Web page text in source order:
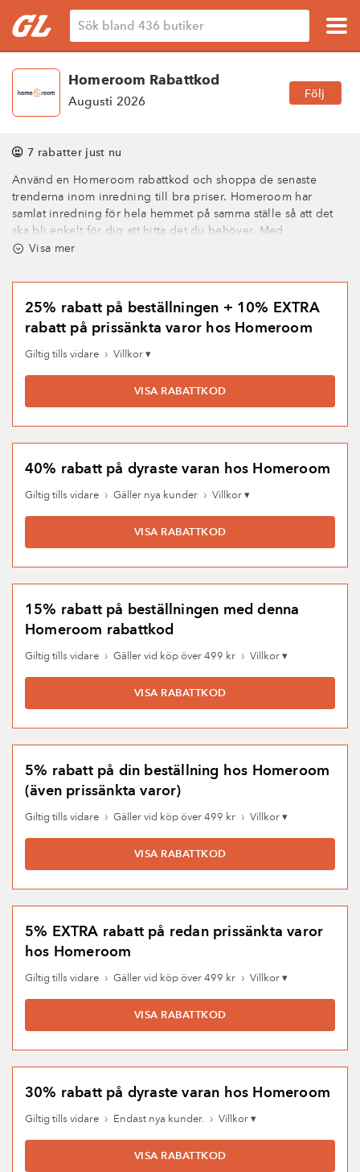
Homeroom Rabattkod
Augusti 2026
Följ
7 rabatter just nu
Använd en Homeroom rabattkod och shoppa de senaste
trenderna inom inredning till bra priser. Homeroom har
samlat inredning för hela hemmet på samma ställe så att det
ska bli enkelt för dig att hitta det du behöver. Med
rabattkuponger från Homeroom får du alltid de bästa priserna
hos Homeroom kan ge dig upp till 40% rabatt på mängder av
produkter. Inred ditt hem med fynd så kommer du att trivas
bättre.
Homeroom – All heminredning från Norden på samma ställe.
ditt hem med det senaste.
Visa mer
25% rabatt på beställningen + 10% EXTRA
rabatt på prissänkta varor hos Homeroom
Giltig tills vidare › Villkor ▾
VISA RABATTKOD
40% rabatt på dyraste varan hos Homeroom
Giltig tills vidare › Gäller nya kunder › Villkor ▾
VISA RABATTKOD
15% rabatt på beställningen med denna
Homeroom rabattkod
Giltig tills vidare › Gäller vid köp över 499 kr › Villkor ▾
VISA RABATTKOD
5% rabatt på din beställning hos Homeroom
(även prissänkta varor)
Giltig tills vidare › Gäller vid köp över 499 kr › Villkor ▾
VISA RABATTKOD
5% EXTRA rabatt på redan prissänkta varor
hos Homeroom
Giltig tills vidare › Gäller vid köp över 499 kr › Villkor ▾
VISA RABATTKOD
30% rabatt på dyraste varan hos Homeroom
Giltig tills vidare › Endast nya kunder. › Villkor ▾
VISA RABATTKOD